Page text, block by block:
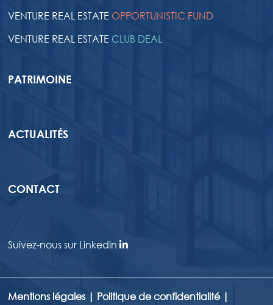
VENTURE REAL ESTATE OPPORTUNISTIC FUND
VENTURE REAL ESTATE CLUB DEAL
PATRIMOINE
ACTUALITÉS
CONTACT
Suivez-nous sur Linkedin
Mentions légales| Politique de confidentialité|